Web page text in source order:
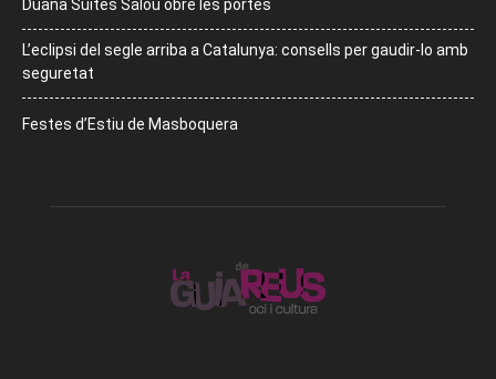
Duana Suites Salou obre les portes
L’eclipsi del segle arriba a Catalunya: consells per gaudir-lo amb
seguretat
Festes d’Estiu de Masboquera